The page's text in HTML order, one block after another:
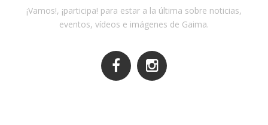
¡Vamos!, ¡participa! para estar a la última sobre noticias,
eventos, vídeos e imágenes de Gaima.